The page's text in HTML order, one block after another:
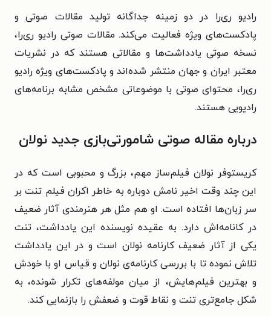
رادیو ری‌را در دو زمینه جداگانه تولید مقالات صوتی و
پادکست‌های ویژه فعالیت می‌کند. مقالات صوتی رادیو ری‌را،
نسخه صوتی یادداشت‌ها و مقالاتی هستند که در نشریات
معتبر ایران و جهان منتشر شده‌اند و پادکست‌های ویژه رادیو
ری‌را، محتوای صوتی با موضوعاتی مشخص مشابه برنامه‌های
رادیویی هستند.
درباره مقاله صوتی شامورتی‌بازی جدید نولان
کریستوفر نولان فیلم‌ساز مهم، بزرگ و محبوبی است که در
این چند وقت اخیر نامش دوباره به خاطر اکران فیلم تنت بر
سر زبان‌ها افتاده است. او هم مثل هر هنرمندی آثار ضعیف
در کانامه‌اش دارد. به عقیده نویسنده این یادداشت، تنت
یکی از آثار ضعیف کارنامه نولان است و در این یادداشت
تلاش نموده تا با بررسی کارنامه‌ی نولان و قیاس او با خودش
و بهترین فیلم‌هایش، از میان مولفه‌های تکرار شونده، به
شکل جامع‌تری تنت و نقاط قوت و ضعفش را بازنمایی کند.